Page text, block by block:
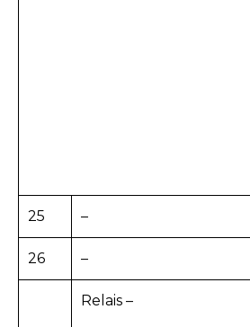
25 –
26 –
Relais –